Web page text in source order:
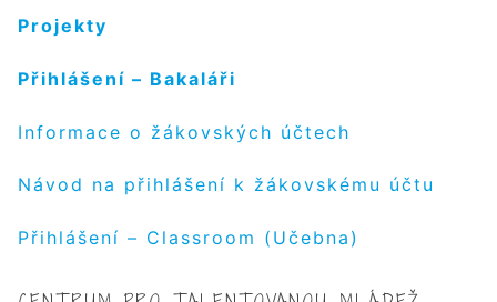
Projekty
Přihlášení – Bakaláři
Informace o žákovských účtech
Návod na přihlášení k žákovskému účtu
Přihlášení – Classroom (Učebna)